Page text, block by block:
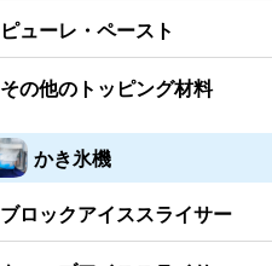
ピューレ・ペースト
その他のトッピング材料
かき氷機
ブロックアイススライサー